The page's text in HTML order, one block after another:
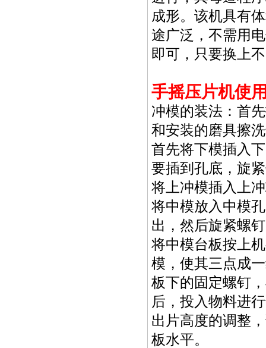
成形。该机具有
途广泛，不需用
即可，只要换上
手摇压片机使
冲模的装法：首
和安装的磨具擦
首先将下模插入
要插到孔底，旋
将上冲模插入上
将中模放入中模
出，然后旋紧螺
将中模台板按上
模，使其三点成
板下的固定螺钉
后，投入物料进
出片高度的调整
板水平。